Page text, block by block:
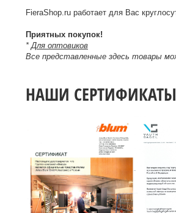
FieraShop.ru работает для Вас
Приятных покупок!
*Для оптовиков
Все представленные здесь товары
НАШИ СЕРТИФИКАТЫ